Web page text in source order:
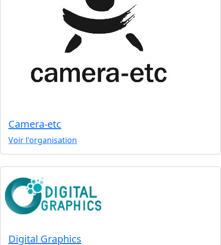
Camera-etc
Voir l'organisation
Digital Graphics